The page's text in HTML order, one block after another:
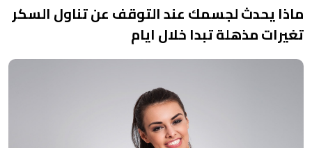
ماذا يحدث لجسمك عند التوقف عن تناول السكر
تغيرات مذهلة تبدا خلال ايام